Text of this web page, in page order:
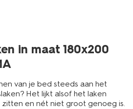
in maat 180x200
van je bed steeds aan het
Het lijkt alsof het laken
en nét niet groot genoeg is.